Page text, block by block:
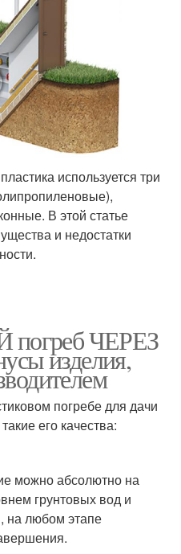
используется три
В этой статье
и недостатки
ЧЕРЕЗ
изделия,
погребе для дачи
его качества:
можно абсолютно на
грунтовых вод и
на любом этапе